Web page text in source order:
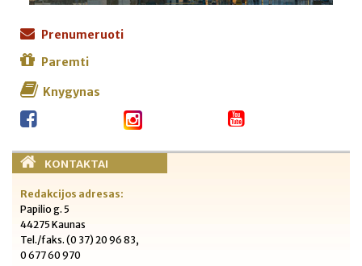
Prenumeruoti
Paremti
Knygynas
KONTAKTAI
Redakcijos adresas:
Papilio g. 5
44275 Kaunas
Tel./faks. (0 37) 20 96 83,
0 677 60 970